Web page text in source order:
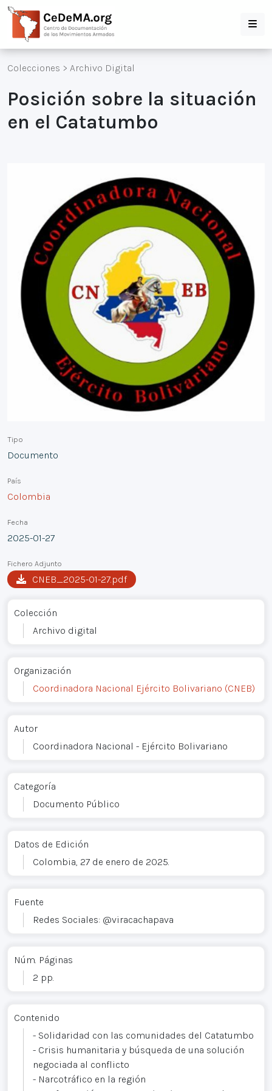
Colecciones > Archivo Digital
Posición sobre la situación
en el Catatumbo
Tipo
Documento
País
Colombia
Fecha
2025-01-27
Fichero Adjunto
CNEB_2025-01-27.pdf
Colección
Archivo digital
Organización
Coordinadora Nacional Ejército Bolivariano (CNEB)
Autor
Coordinadora Nacional - Ejército Bolivariano
Categoría
Documento Público
Datos de Edición
Colombia, 27 de enero de 2025.
Fuente
Redes Sociales: @viracachapava
Núm. Páginas
2 pp.
Contenido
- Solidaridad con las comunidades del Catatumbo
- Crisis humanitaria y búsqueda de una solución
negociada al conflicto
- Narcotráfico en la región